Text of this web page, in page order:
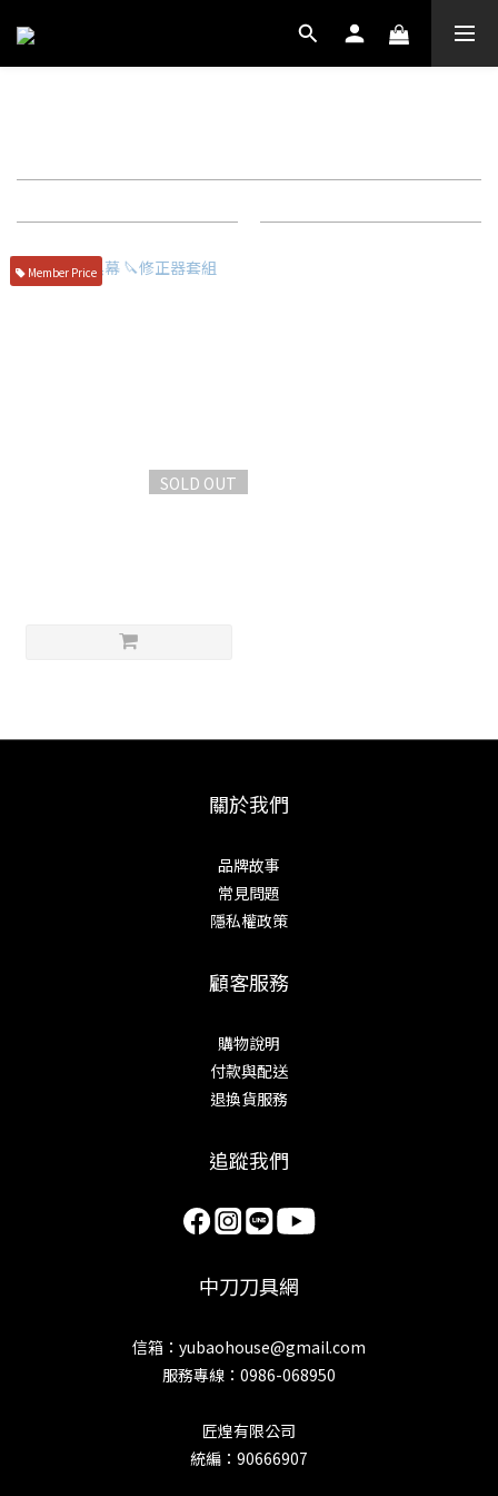
Member Price
SOLD OUT
關於我們
品牌故事
常見問題
隱私權政策
顧客服務
購物說明
付款與配送
退換貨服務
追蹤我們
中刀刀具網
信箱：yubaohouse@gmail.com
服務專線：0986-068950
匠煌有限公司
統編：90666907